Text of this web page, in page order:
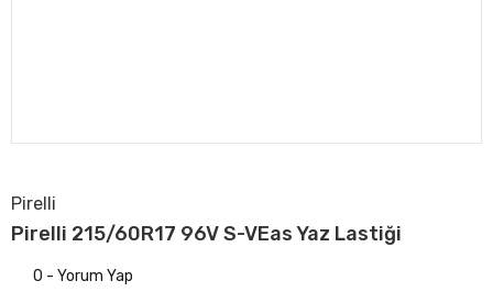
Pirelli
Pirelli 215/60R17 96V S-VEas Yaz Lastiği
0 - Yorum Yap